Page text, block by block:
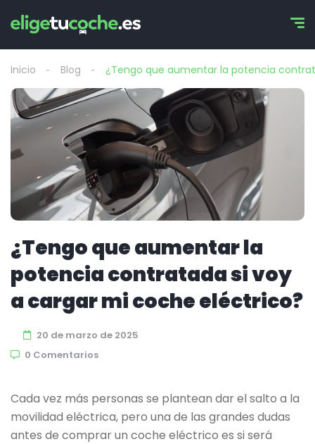
Inicio Blog ¿Tengo que aumentar la potencia
¿Tengo que aumentar la
potencia contratada si voy
a cargar mi coche eléctrico?
20 de marzo de 2025
0 Comentarios
Cada vez más personas se plantean dar el salto a la
movilidad eléctrica, pero una de las grandes dudas
antes de comprar un coche eléctrico es si será